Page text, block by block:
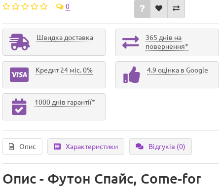
0
Швидка доставка
365 днів на
повернення*
Кредит 24 міс. 0% 4.9 оцінка в Google
1000 днів гарантії*
Опис Характеристики Відгуків (0)
Опис - Футон Спайс, Сome-for